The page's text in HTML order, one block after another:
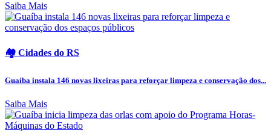
Saiba Mais
🏘️ Cidades do RS
Guaíba instala 146 novas lixeiras para reforçar limpeza e conservação dos...
Saiba Mais